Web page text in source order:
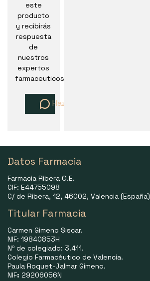
este
producto
y recibirás
respuesta
de
nuestros
expertos
farmaceuticos
Haz una pregunta
Datos Farmacia
Farmacia Ribera O.E.
CIF: E44755098
C/ de Ribera, 12, 46002, Valencia (España)
Titular Farmacia
Carmen Gimeno Siscar.
NIF: 19840853H
Nº de colegiado: 3.411.
Colegio Farmacéutico de Valencia.
Paula Roquet-Jalmar Gimeno.
NIF: 29206056N